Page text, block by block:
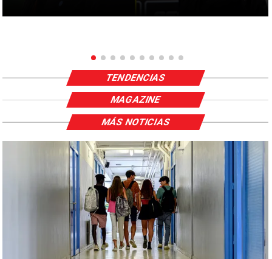
TENDENCIAS
MAGAZINE
MÁS NOTICIAS